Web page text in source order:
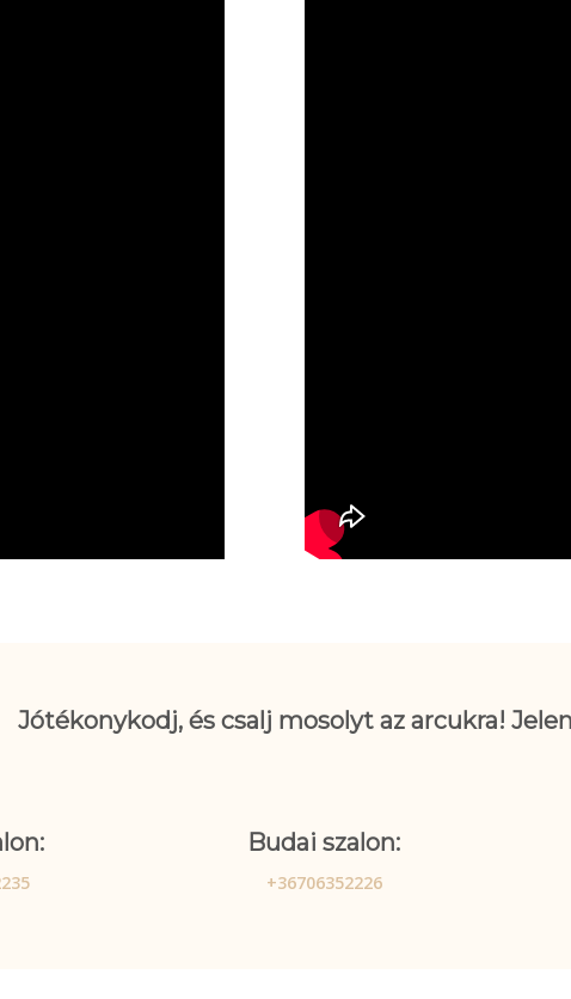
Jótékonykodj, és csalj mosolyt az arcukra!
Budai szalon:
+36706352226